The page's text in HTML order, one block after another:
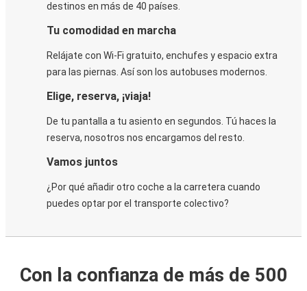
destinos en más de 40 países.
Tu comodidad en marcha
Relájate con Wi-Fi gratuito, enchufes y espacio extra
para las piernas. Así son los autobuses modernos.
Elige, reserva, ¡viaja!
De tu pantalla a tu asiento en segundos. Tú haces la
reserva, nosotros nos encargamos del resto.
Vamos juntos
¿Por qué añadir otro coche a la carretera cuando
puedes optar por el transporte colectivo?
Con la confianza de más de 500